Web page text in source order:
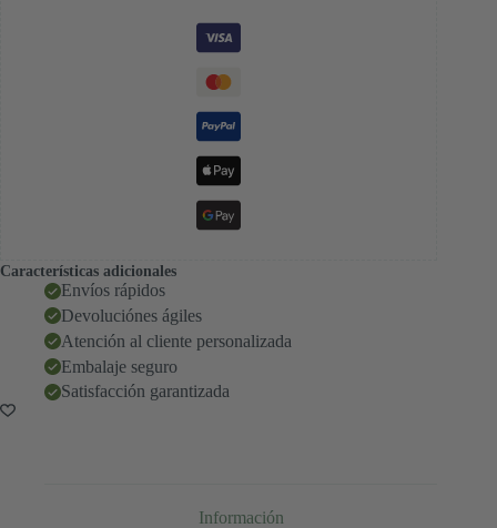
Características adicionales
Envíos rápidos
Devoluciónes ágiles
Atención al cliente personalizada
Embalaje seguro
Satisfacción garantizada
Información